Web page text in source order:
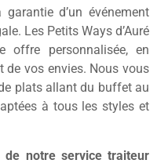
d’un événement
Les Petits Ways d’Auré
offre personnalisée, en
de vos envies. Nous vous
plats allant du buffet au
à tous les styles et
notre service traiteur